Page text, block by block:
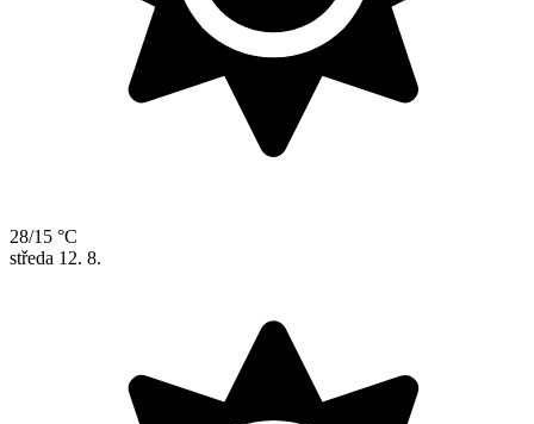
28/15 °C
středa 12. 8.